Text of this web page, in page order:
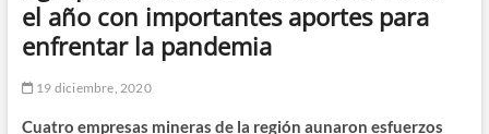
el año con importantes aportes para
enfrentar la pandemia
19 diciembre, 2020
Cuatro empresas mineras de la región aunaron esfuerzos